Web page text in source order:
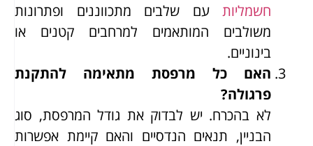
חשמליות עם שלבים מתכווננים ופתרונות
משולבים המותאמים למרחבים קטנים או
בינוניים.
האם כל מרפסת מתאימה להתקנת
פרגולה?
לא בהכרח. יש לבדוק את גודל המרפסת, סוג
הבניין, תנאים הנדסיים והאם קיימת אפשרות